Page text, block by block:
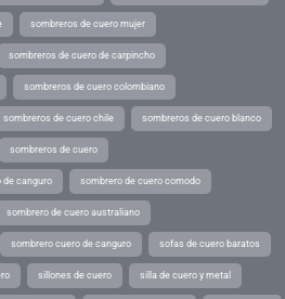
sombreros de cuero mujer
sombreros de cuero de carpincho
sombreros de cuero colombiano
sombreros de cuero chile sombreros de cuero blanco
sombreros de cuero
de canguro sombrero de cuero comodo
sombrero de cuero australiano
sombrero cuero de canguro sofas de cuero baratos
sillones de cuero silla de cuero y metal